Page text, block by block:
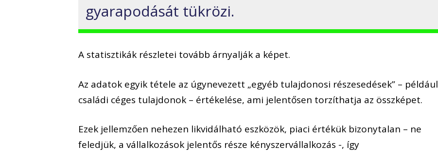
gyarapodását tükrözi.
A statisztikák részletei tovább árnyalják a képet.
Az adatok egyik tétele az úgynevezett „egyéb tulajdonosi részesedések” – például
családi céges tulajdonok – értékelése, ami jelentősen torzíthatja az összképet.
Ezek jellemzően nehezen likvidálható eszközök, piaci értékük bizonytalan – ne
feledjük, a vállalkozások jelentős része kényszervállalkozás -, így